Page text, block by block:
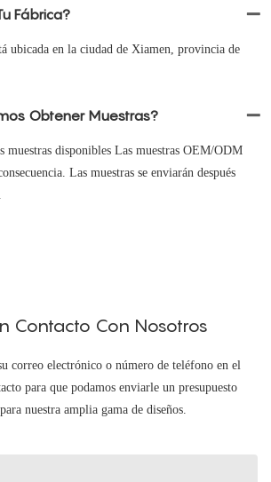
Fábrica?
ubicada en la ciudad de Xiamen, provincia de
Obtener Muestras?
muestras disponibles Las muestras OEM/ODM
Las muestras se enviarán después
Contacto Con Nosotros
correo electrónico o número de teléfono en el
para que podamos enviarle un presupuesto
nuestra amplia gama de diseños.